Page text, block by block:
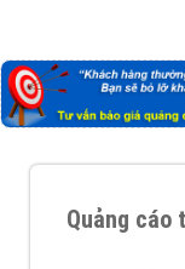
Quảng cáo